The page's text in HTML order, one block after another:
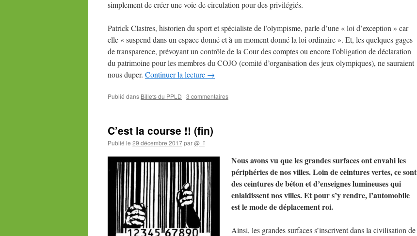
simplement de créer une voie de circulation pour des privilégiés.
Patrick Clastres, historien du sport et spécialiste de l’olympisme, parle d’une « loi d’exception » car
elle « suspend dans un espace donné et à un moment donné la loi ordinaire ». Et, les quelques gages
de transparence, prévoyant un contrôle de la Cour des comptes ou encore l’obligation de déclaration
du patrimoine pour les membres du COJO (comité d’organisation des jeux olympiques), ne sauraient
nous duper. Continuer la lecture →
Publié dans Billets du PPLD | 3 commentaires
C’est la course !! (fin)
Publié le 29 décembre 2017par@_ï
Nousavons vu que les grandes surfaces ont envahi les
périphéries de nos villes. Loin de ceintures vertes, ce sont
des ceintures de béton et d’enseignes lumineuses qui
enlaidissent nos villes. Et pour s’y rendre, l’automobile
est le mode de déplacement roi.
Ainsi, les grandes surfaces s’inscrivent dans la civilisation de